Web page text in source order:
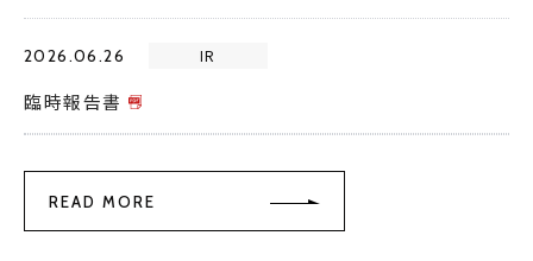
2026.06.26 IR
臨時報告書
READ MORE